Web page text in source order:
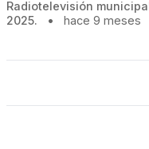
Radiotelevisión
2025.
• hace 9 meses